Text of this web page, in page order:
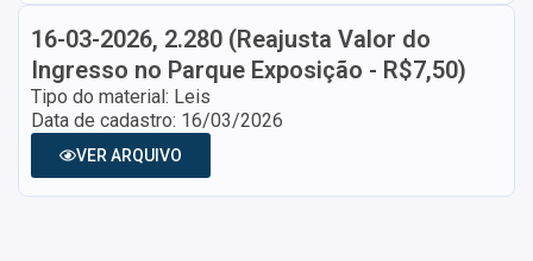
16-03-2026, 2.280 (Reajusta Valor do
Ingresso no Parque Exposição - R$7,50)
Tipo do material: Leis
Data de cadastro: 16/03/2026
VER ARQUIVO